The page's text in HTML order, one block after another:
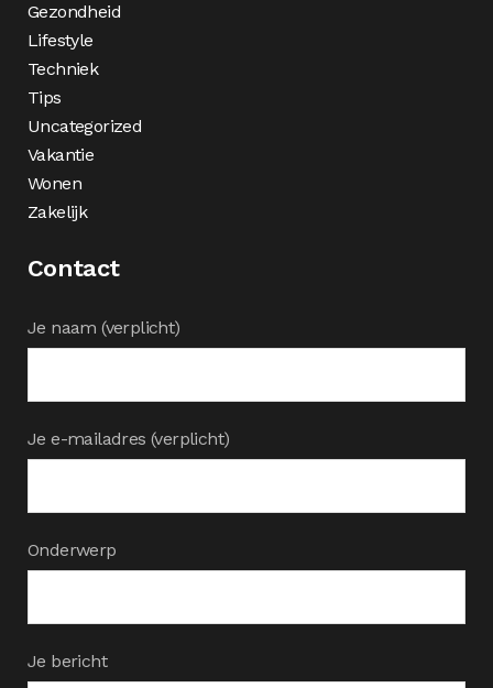
Gezondheid
Lifestyle
Techniek
Tips
Uncategorized
Vakantie
Wonen
Zakelijk
Contact
Je naam (verplicht)
Je e-mailadres (verplicht)
Onderwerp
Je bericht